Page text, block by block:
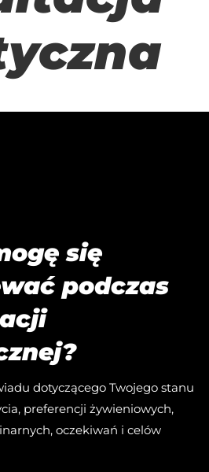
się
podczas
dotyczącego Twojego stanu
preferencji żywieniowych,
oczekiwań i celów